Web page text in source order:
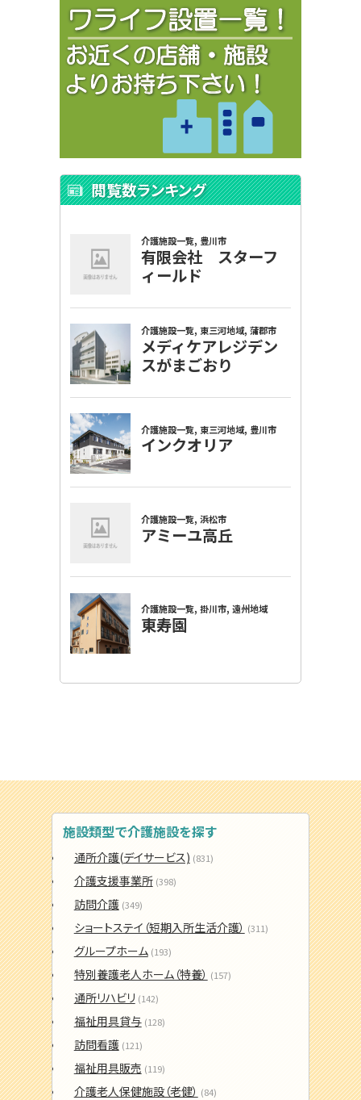
閲覧数ランキング
施設類型で介護施設を探す
通所介護(デイサービス) (831)
介護支援事業所 (398)
訪問介護 (349)
ショートステイ（短期入所生活介護） (311)
グループホーム (193)
特別養護老人ホーム（特養） (157)
通所リハビリ (142)
福祉用具貸与 (128)
訪問看護 (121)
福祉用具販売 (119)
介護老人保健施設（老健） (84)